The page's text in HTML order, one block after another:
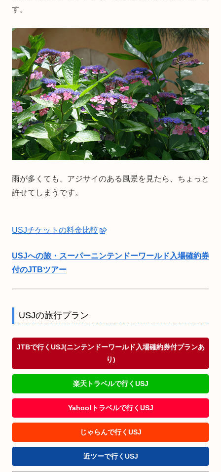
す。
雨が多くても、アジサイのある風景を見たら、ちょっと
許せてしまうです。
USJチケットの料金比較
USJへの旅・スーパーニンテンドーワールド入場確約券
付のJTBツアー
USJの旅行プラン
JTBで行くUSJ(ニンテンドーワールド入場確約券付プランあ
り)
楽天トラベルで行くUSJ
Yahoo!トラベルで行くUSJ
じゃらんで行くUSJ
近ツーで行くUSJ